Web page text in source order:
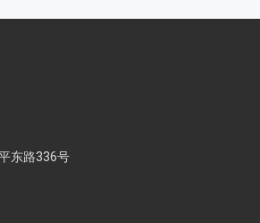
G31如何以“抗盐基因”破局？